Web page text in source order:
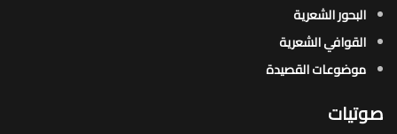
البحور الشعرية​
القوافي الشعرية​
موضوعات القصيدة​
صوتيات